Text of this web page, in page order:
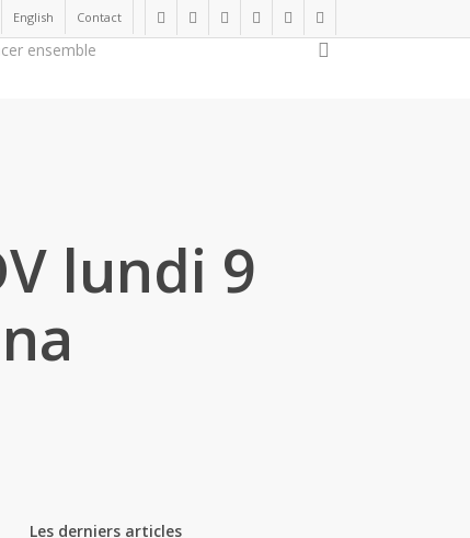
twitterfacebooklinkedinyoutubeinstagram
flickr
English Contact
ensemble
lundi 9
Les derniers articles